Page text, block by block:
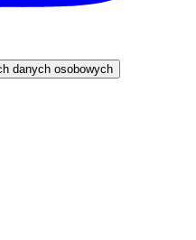
danych osobowych